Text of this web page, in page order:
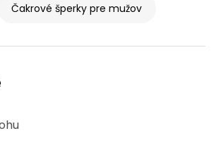
Čakrové šperky pre mužov